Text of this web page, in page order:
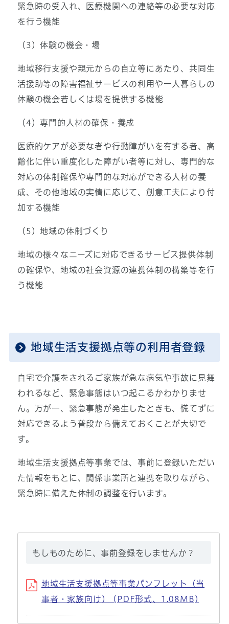
緊急時の受入れ、医療機関への連絡等の必要な対応
を行う機能
（3）体験の機会・場
地域移行支援や親元からの自立等にあたり、共同生
活援助等の障害福祉サービスの利用や一人暮らしの
体験の機会若しくは場を提供する機能
（4）専門的人材の確保・養成
医療的ケアが必要な者や行動障がいを有する者、高
齢化に伴い重度化した障がい者等に対し、専門的な
対応の体制確保や専門的な対応ができる人材の養
成、その他地域の実情に応じて、創意工夫により付
加する機能
（5）地域の体制づくり
地域の様々なニーズに対応できるサービス提供体制
の確保や、地域の社会資源の連携体制の構築等を行
う機能
地域生活支援拠点等の利用者登録
自宅で介護をされるご家族が急な病気や事故に見舞
われるなど、緊急事態はいつ起こるかわかりませ
ん。万が一、緊急事態が発生したときも、慌てずに
対応できるよう普段から備えておくことが大切で
す。
地域生活支援拠点等事業では、事前に登録いただい
た情報をもとに、関係事業所と連携を取りながら、
緊急時に備えた体制の調整を行います。
もしものために、事前登録をしませんか？
地域生活支援拠点等事業パンフレット（当
事者・家族向け） (PDF形式、1.08MB)